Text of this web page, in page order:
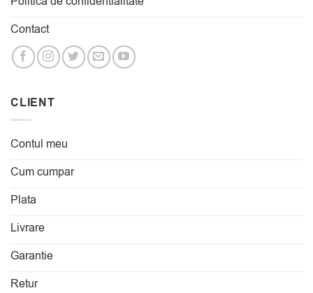
Contact
CLIENT
Contul meu
Cum cumpar
Plata
Livrare
Garantie
Retur